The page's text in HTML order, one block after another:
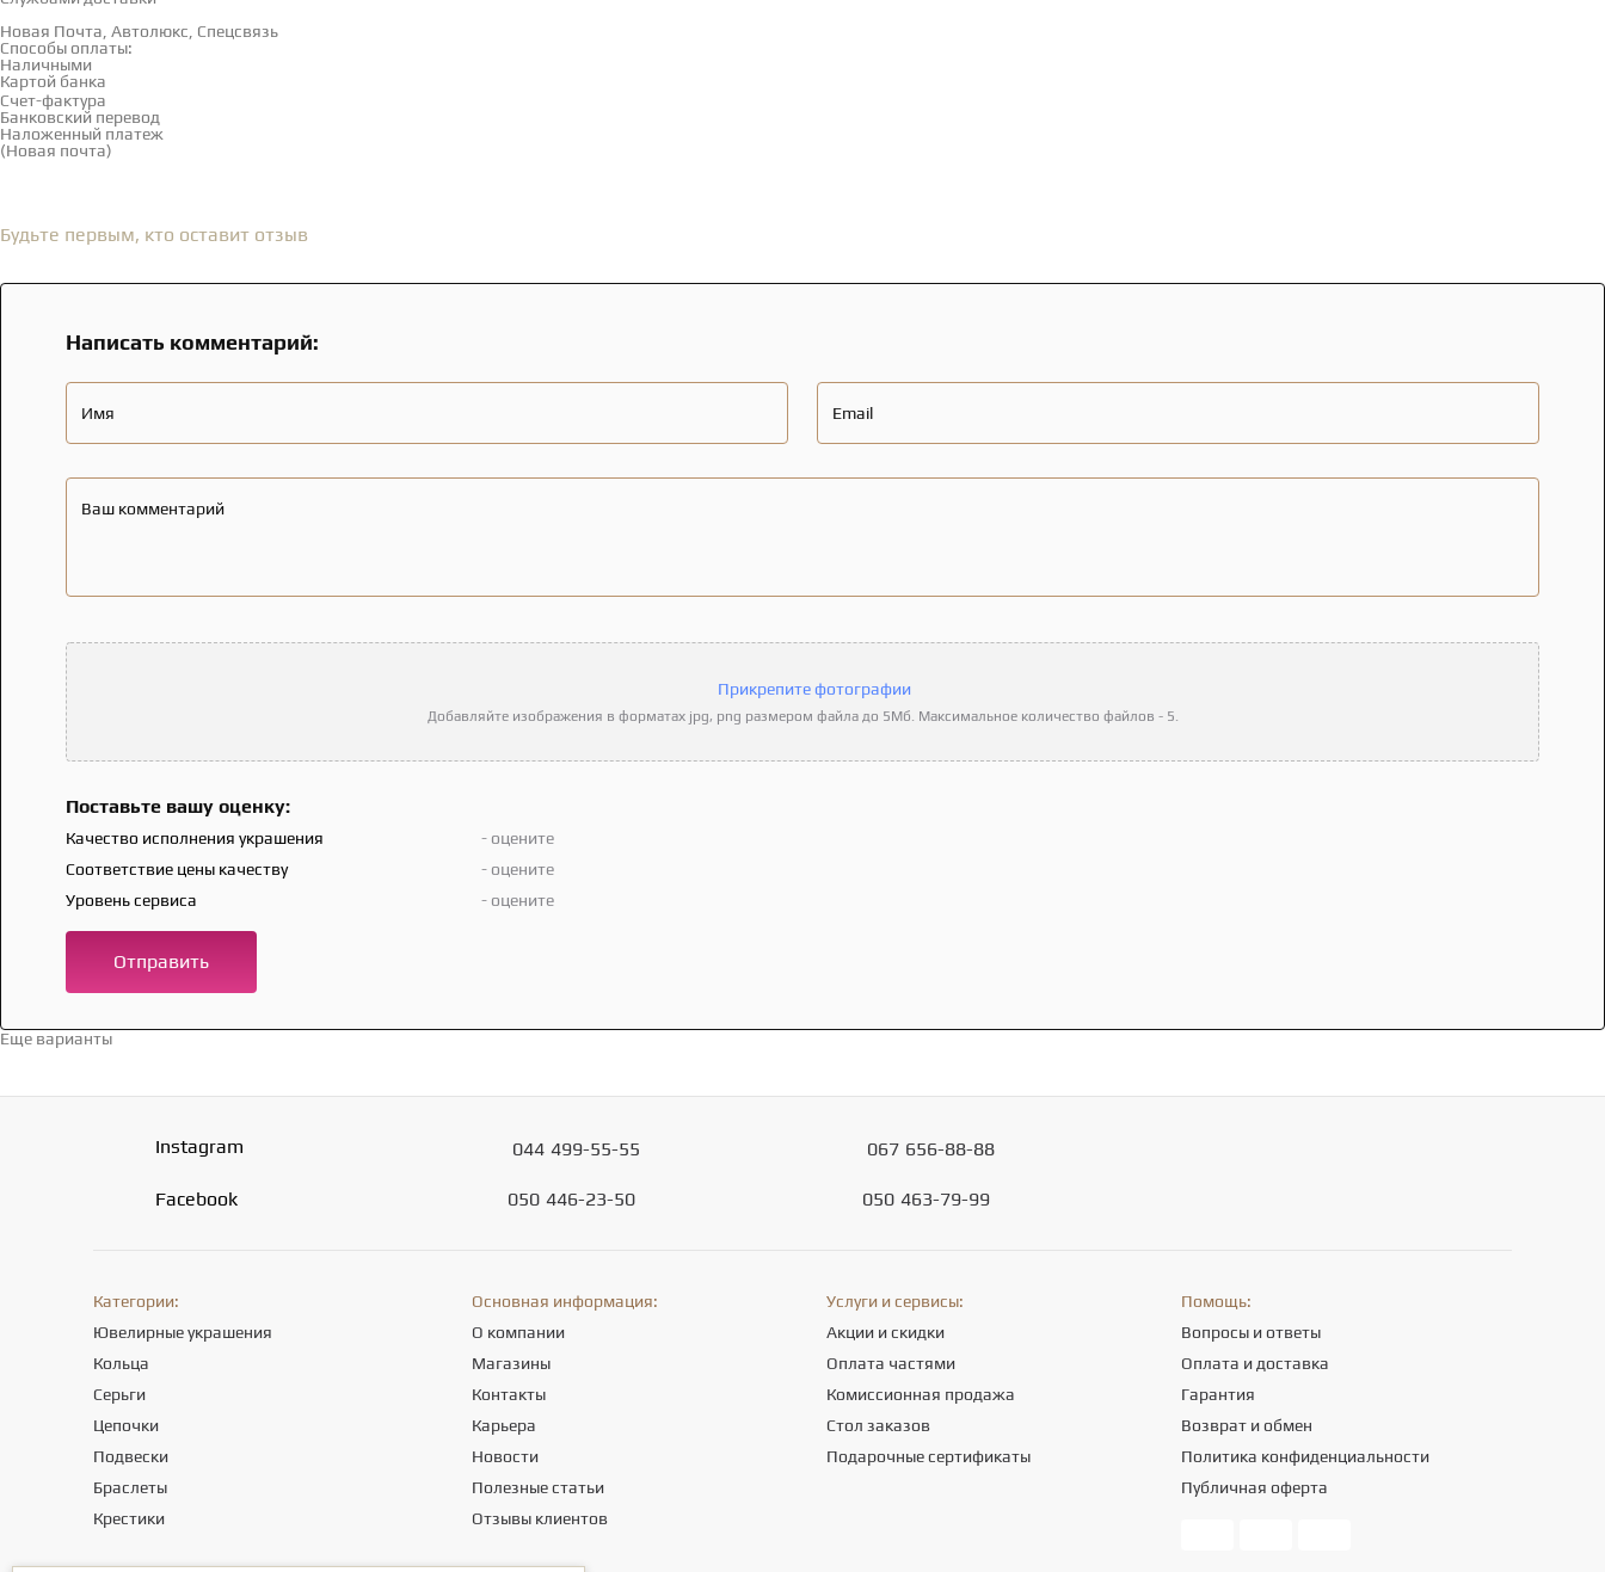
Новая Почта, Автолюкс, Спецсвязь
Способы оплаты:
Наличными
Картой банка
Счет-фактура
Банковский перевод
Наложенный платеж
(Новая почта)
Будьте первым, кто оставит отзыв
Написать комментарий:
Имя Email
Ваш комментарий
Прикрепите фотографии
Добавляйте изображения в форматах jpg, png размером файла до 5Мб. Максимальное количество файлов - 5.
Поставьте вашу оценку:
Качество исполнения украшения
- оцените
Соответствие цены качеству
- оцените
Уровень сервиса
- оцените
Отправить
Еще варианты
Instagram
Facebook
044 499-55-55
050 446-23-50
067 656-88-88
050 463-79-99
Категории:
Ювелирные украшения
Кольца
Серьги
Цепочки
Подвески
Браслеты
Крестики
Основная информация:
О компании
Магазины
Контакты
Карьера
Новости
Полезные статьи
Отзывы клиентов
Услуги и сервисы:
Акции и скидки
Оплата частями
Комиссионная продажа
Стол заказов
Подарочные сертификаты
Помощь:
Вопросы и ответы
Оплата и доставка
Гарантия
Возврат и обмен
Политика конфиденциальности
Публичная оферта